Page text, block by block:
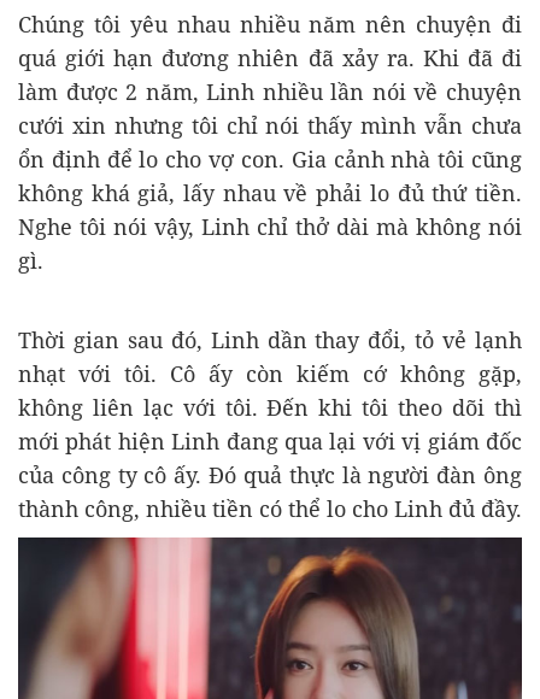
Chúng tôi yêu nhau nhiều năm nên chuyện đi
quá giới hạn đương nhiên đã xảy ra. Khi đã đi
làm được 2 năm, Linh nhiều lần nói về chuyện
cưới xin nhưng tôi chỉ nói thấy mình vẫn chưa
ổn định để lo cho vợ con. Gia cảnh nhà tôi cũng
không khá giả, lấy nhau về phải lo đủ thứ tiền.
Nghe tôi nói vậy, Linh chỉ thở dài mà không nói
gì.
Thời gian sau đó, Linh dần thay đổi, tỏ vẻ lạnh
nhạt với tôi. Cô ấy còn kiếm cớ không gặp,
không liên lạc với tôi. Đến khi tôi theo dõi thì
mới phát hiện Linh đang qua lại với vị giám đốc
của công ty cô ấy. Đó quả thực là người đàn ông
thành công, nhiều tiền có thể lo cho Linh đủ đầy.